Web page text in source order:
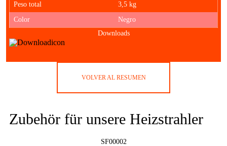
Peso total
3,5 kg
Color
Negro
Downloads
VOLVER AL RESUMEN
Zubehör für unsere Heizstrahler
SF00002